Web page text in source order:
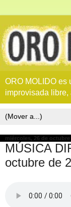
ORO MOLIDO es
improvisada libre,
miércoles, 26 de octubre
MÚSICA
octubre de